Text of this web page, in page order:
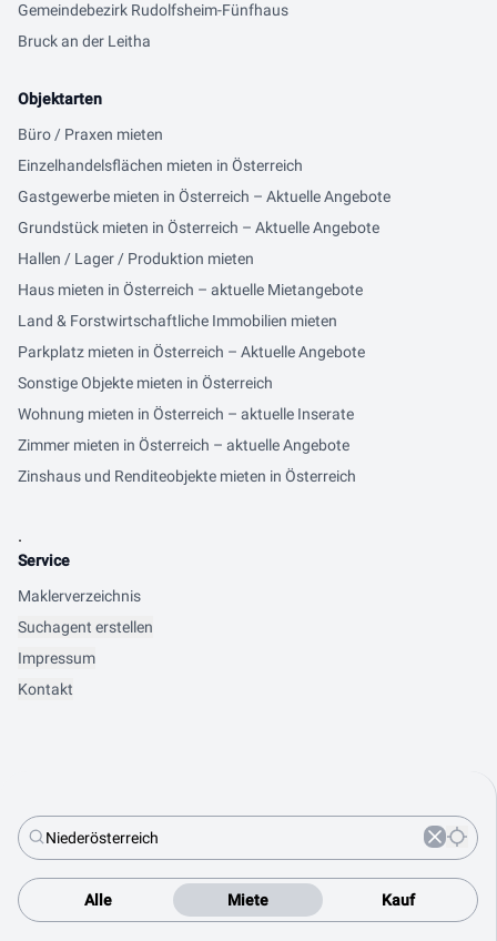
Alle Miete Kauf
Gemeindebezirk Rudolfsheim-Fünfhaus
Bruck an der Leitha
Objektarten
Büro / Praxen mieten
Einzelhandelsflächen mieten in Österreich
Gastgewerbe mieten in Österreich – Aktuelle Angebote
Grundstück mieten in Österreich – Aktuelle Angebote
Hallen / Lager / Produktion mieten
Haus mieten in Österreich – aktuelle Mietangebote
Land & Forstwirtschaftliche Immobilien mieten
Parkplatz mieten in Österreich – Aktuelle Angebote
Sonstige Objekte mieten in Österreich
Wohnung mieten in Österreich – aktuelle Inserate
Zimmer mieten in Österreich – aktuelle Angebote
Zinshaus und Renditeobjekte mieten in Österreich
.
Service
Maklerverzeichnis
Suchagent erstellen
Impressum
Kontakt